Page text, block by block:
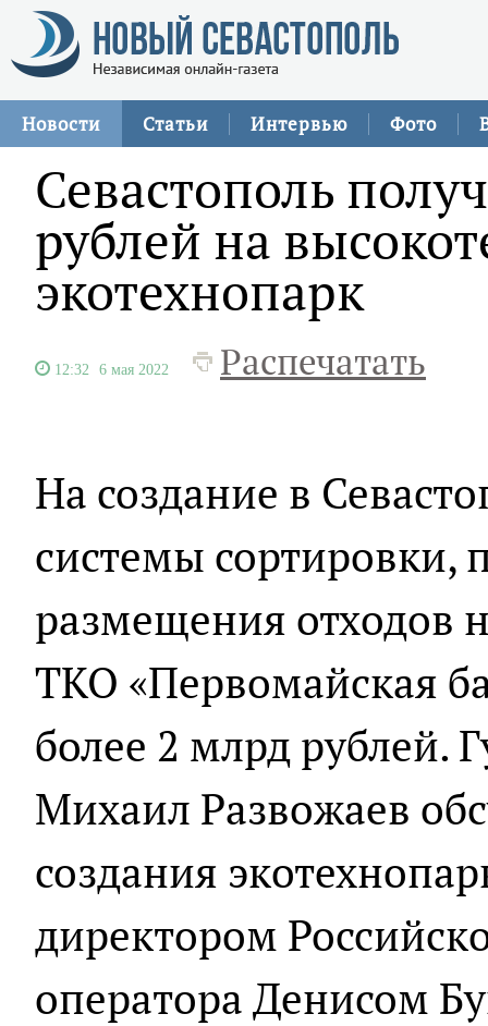
Новости Статьи Интервью Фото
Севастополь
рублей на
экотехнопарк
12:32 6 мая 2022 Распечатать
На создание в
системы сортировки,
размещения отходов
ТКО «Первомайская
более 2 млрд рублей.
Михаил Развожаев
создания
директором
оператора Денисом